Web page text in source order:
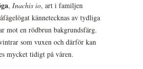
, Inachis io, art i familjen
kännetecknas av tydliga
mot en rödbrun bakgrundsfärg.
som vuxen och därför kan
mycket tidigt på våren.